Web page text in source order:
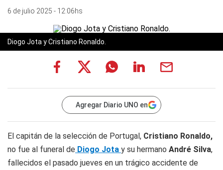
6 de julio 2025 - 12:06hs
Diogo Jota y Cristiano Ronaldo.
Agregar Diario UNO en
El capitán de la selección de Portugal, Cristiano Ronaldo,
no fue al funeral de Diogo Jota y su hermano André Silva,
fallecidos el pasado jueves en un trágico accidente de